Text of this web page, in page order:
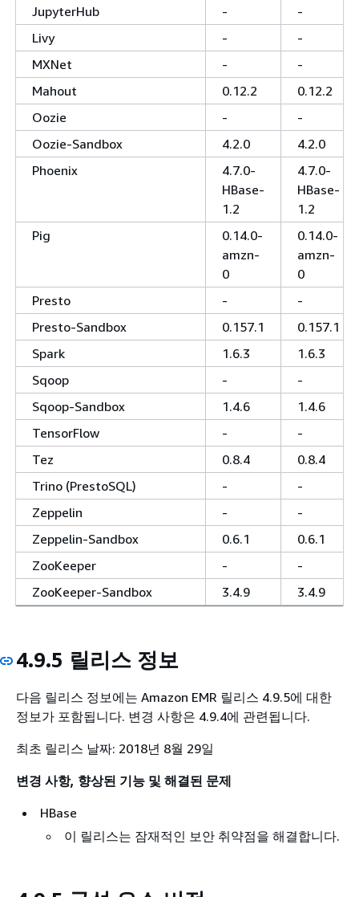
JupyterHub
-
-
Livy
-
-
MXNet
-
-
Mahout
0.12.2
0.12.2
Oozie
-
-
Oozie-Sandbox
4.2.0
4.2.0
Phoenix
4.7.0-
HBase-
1.2
4.7.0-
HBase-
1.2
Pig
0.14.0-
amzn-
0
0.14.0-
amzn-
0
Presto
-
-
Presto-Sandbox
0.157.1
0.157.1
Spark
1.6.3
1.6.3
Sqoop
-
-
Sqoop-Sandbox
1.4.6
1.4.6
TensorFlow
-
-
Tez
0.8.4
0.8.4
Trino (PrestoSQL)
-
-
Zeppelin
-
-
Zeppelin-Sandbox
0.6.1
0.6.1
ZooKeeper
-
-
ZooKeeper-Sandbox
3.4.9 3.4.9
4.9.5 릴리스 정보
다음 릴리스 정보에는 Amazon EMR 릴리스 4.9.5에 대한
정보가 포함됩니다. 변경 사항은 4.9.4에 관련됩니다.
최초 릴리스 날짜: 2018년 8월 29일
변경 사항, 향상된 기능 및 해결된 문제
HBase
이 릴리스는 잠재적인 보안 취약점을 해결합니다.